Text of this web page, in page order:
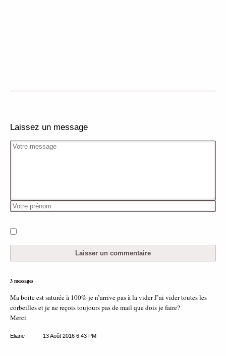
Laissez un message
3 messages
Ma boite est saturée à 100% je n’arrive pas à la vider J’ai vider toutes les
corbeilles et je ne reçois toujours pas de mail que dois je faire?
Merci
Eliane : 13 Août 2016 6:43 PM